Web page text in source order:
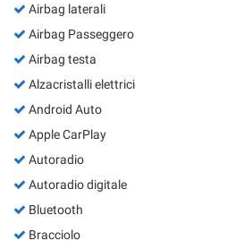
Airbag laterali
Airbag Passeggero
Airbag testa
Alzacristalli elettrici
Android Auto
Apple CarPlay
Autoradio
Autoradio digitale
Bluetooth
Bracciolo